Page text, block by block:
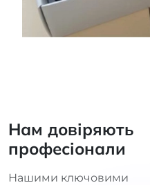
Нам довіряють
професіонали
Нашими ключовими